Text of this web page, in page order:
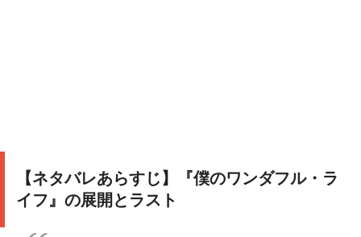
【ネタバレあらすじ】『僕のワンダフル・ラ
イフ』の展開とラスト